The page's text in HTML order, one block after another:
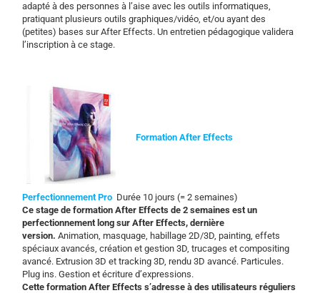
adapté à des personnes à l’aise avec les outils informatiques,
pratiquant plusieurs outils graphiques/vidéo, et/ou ayant des
(petites) bases sur After Effects. Un entretien pédagogique validera
l’inscription à ce stage.
Formation After Effects
Perfectionnement Pro Durée 10 jours (= 2 semaines)
Ce stage de formation After Effects de 2 semaines est un
perfectionnement long sur After Effects, dernière
version.Animation, masquage, habillage 2D/3D, painting, effets
spéciaux avancés, création et gestion 3D, trucages et compositing
avancé. Extrusion 3D et tracking 3D, rendu 3D avancé. Particules.
Plug ins. Gestion et écriture d’expressions.
Cette formation After Effects s’adresse à des utilisateurs réguliers